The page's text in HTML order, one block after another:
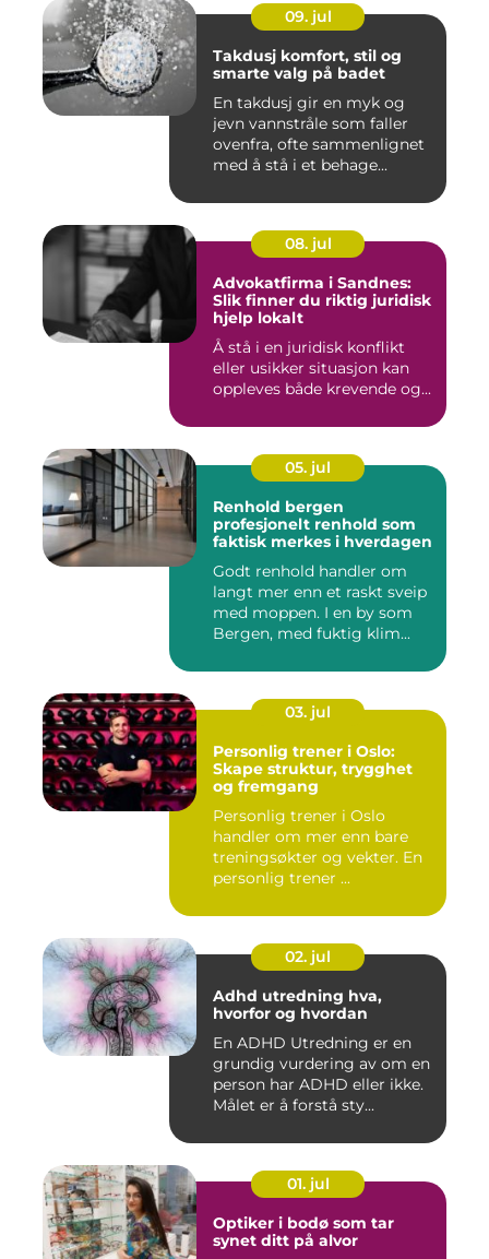
09. jul
Takdusj komfort, stil og
smarte valg på badet
En takdusj gir en myk og
jevn vannstråle som faller
ovenfra, ofte sammenlignet
med å stå i et behage...
08. jul
Advokatfirma i Sandnes:
Slik finner du riktig juridisk
hjelp lokalt
Å stå i en juridisk konflikt
eller usikker situasjon kan
oppleves både krevende og...
05. jul
Renhold bergen
profesjonelt renhold som
faktisk merkes i hverdagen
Godt renhold handler om
langt mer enn et raskt sveip
med moppen. I en by som
Bergen, med fuktig klim...
03. jul
Personlig trener i Oslo:
Skape struktur, trygghet
og fremgang
Personlig trener i Oslo
handler om mer enn bare
treningsøkter og vekter. En
personlig trener ...
02. jul
Adhd utredning hva,
hvorfor og hvordan
En ADHD Utredning er en
grundig vurdering av om en
person har ADHD eller ikke.
Målet er å forstå sty...
01. jul
Optiker i bodø som tar
synet ditt på alvor